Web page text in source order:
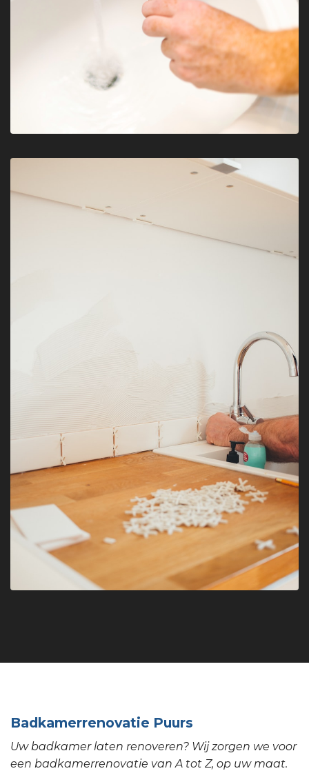
Badkamerrenovatie Puurs
Uw badkamer laten renoveren? Wij zorgen we voor
een badkamerrenovatie van A tot Z, op uw maat.